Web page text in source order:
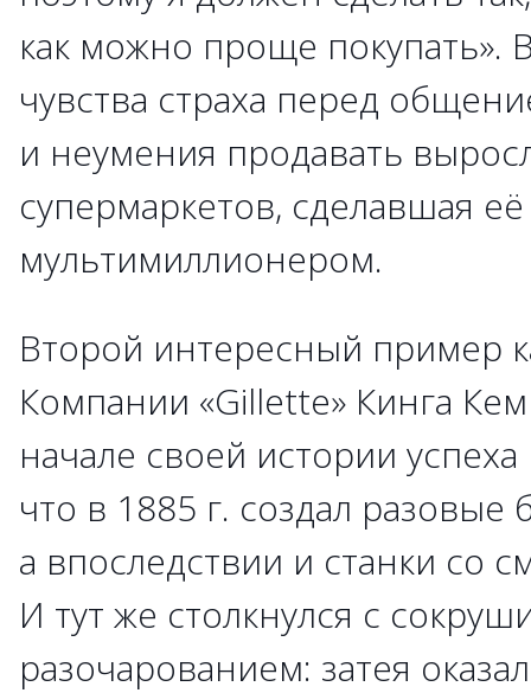
как можно проще покупать».
чувства страха перед
и неумения продавать
супермаркетов, сделавшая её
мультимиллионером.
Второй интересный пример
Компании «Gillette» Кинга
начале своей истории
что в 1885 г. создал разовые
а впоследствии и станки со
И тут же столкнулся с
разочарованием: затея